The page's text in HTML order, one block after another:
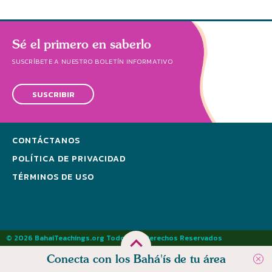
Conecta con los Bahá'ís de tu área
Sé el primero en saberlo
SUSCRÍBETE A NUESTRO BOLETÍN INFORMATIVO
SUSCRIBIR
CONTÁCTANOS
POLÍTICA DE PRIVACIDAD
TÉRMINOS DE USO
© 2026 BahaiTeachings.org Todos los Derechos Reservados